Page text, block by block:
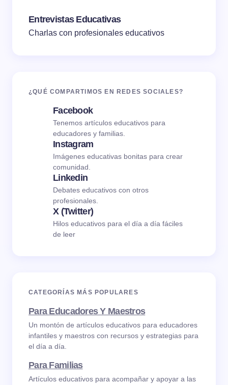
Entrevistas Educativas
Charlas con profesionales educativos
¿QUÉ COMPARTIMOS EN REDES SOCIALES?
Facebook
Tenemos artículos educativos para
educadores y familias.
Instagram
Imágenes educativas bonitas para crear
comunidad.
Linkedin
Debates educativos con otros
profesionales.
X (Twitter)
Hilos educativos para el día a día fáciles
de leer
CATEGORÍAS MÁS POPULARES
Para Educadores Y Maestros
Un montón de artículos educativos para educadores
infantiles y maestros con recursos y estrategias para
el día a día.
Para Familias
Artículos educativos para acompañar y apoyar a las